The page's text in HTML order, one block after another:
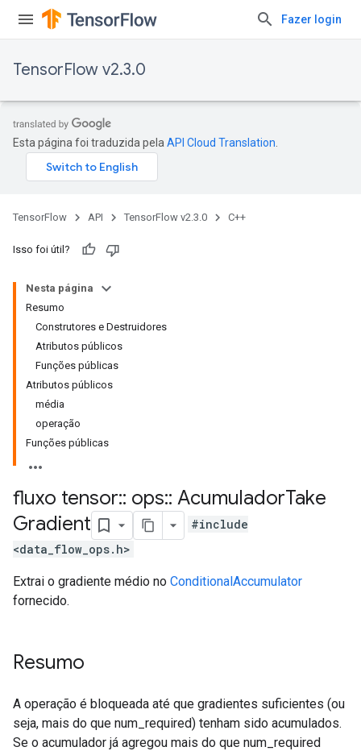
Fazer login
TensorFlow v2.3.0
Esta página foi traduzida pela API Cloud Translation
TensorFlow API TensorFlow v2.3.0 C++
Isso foi útil?
Nesta página
Resumo
Construtores e Destruidores
Atributos públicos
Funções públicas
Atributos públicos
média
operação
Funções públicas
fluxo tensor:: ops:: AcumuladorTake
Gradient
#include
<data_flow_ops.h>
Extrai o gradiente médio no ConditionalAccumulator
fornecido.
Resumo
A operação é bloqueada até que gradientes suficientes (ou
seja, mais do que num_required) tenham sido acumulados.
Se o acumulador já agregou mais do que num_required